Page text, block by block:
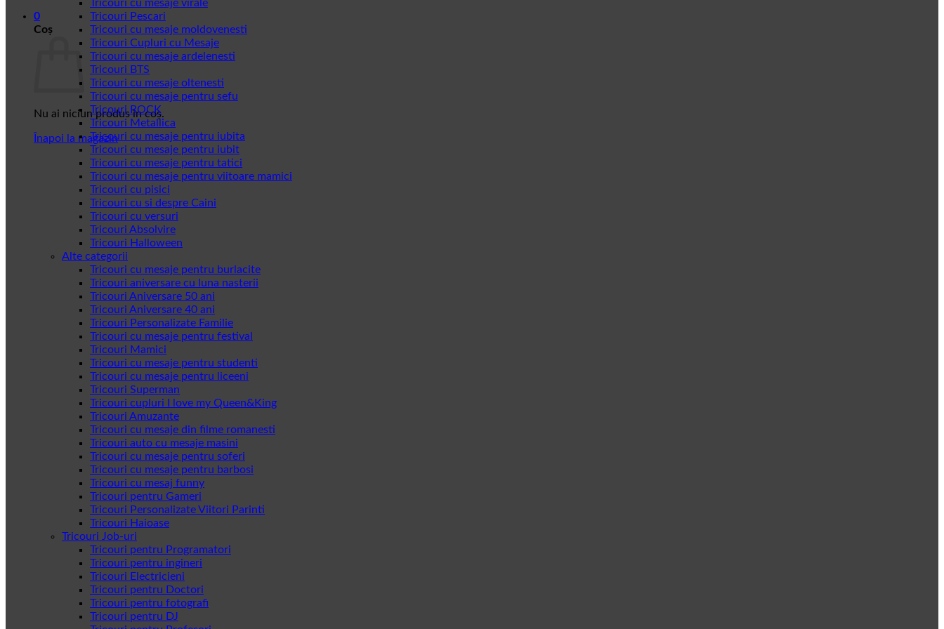
0
Coș
Nu ai niciun produs în coș.
Înapoi la magazin
Tricouri cu mesaje virale
Tricouri Pescari
Tricouri cu mesaje moldovenesti
Tricouri Cupluri cu Mesaje
Tricouri cu mesaje ardelenesti
Tricouri BTS
Tricouri cu mesaje oltenesti
Tricouri cu mesaje pentru sefu
Tricouri ROCK
Tricouri Metallica
Tricouri cu mesaje pentru iubita
Tricouri cu mesaje pentru iubit
Tricouri cu mesaje pentru tatici
Tricouri cu mesaje pentru viitoare mamici
Tricouri cu pisici
Tricouri cu si despre Caini
Tricouri cu versuri
Tricouri Absolvire
Tricouri Halloween
Alte categorii
Tricouri cu mesaje pentru burlacite
Tricouri aniversare cu luna nasterii
Tricouri Aniversare 50 ani
Tricouri Aniversare 40 ani
Tricouri Personalizate Familie
Tricouri cu mesaje pentru festival
Tricouri Mamici
Tricouri cu mesaje pentru studenti
Tricouri cu mesaje pentru liceeni
Tricouri Superman
Tricouri cupluri I love my Queen&King
Tricouri Amuzante
Tricouri cu mesaje din filme romanesti
Tricouri auto cu mesaje masini
Tricouri cu mesaje pentru soferi
Tricouri cu mesaje pentru barbosi
Tricouri cu mesaj funny
Tricouri pentru Gameri
Tricouri Personalizate Viitori Parinti
Tricouri Haioase
Tricouri Job-uri
Tricouri pentru Programatori
Tricouri pentru ingineri
Tricouri Electricieni
Tricouri pentru Doctori
Tricouri pentru fotografi
Tricouri pentru DJ